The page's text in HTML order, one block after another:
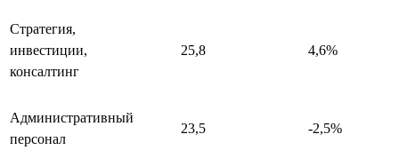
Стратегия,
инвестиции,
консалтинг
25,8 4,6%
Административный
персонал
23,5 -2,5%